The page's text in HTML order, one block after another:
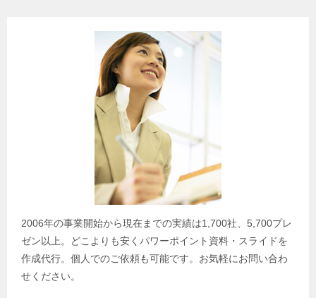
2006年の事業開始から現在までの実績は1,700社、5,700プレ
ゼン以上。どこよりも安くパワーポイント資料・スライドを
作成代行。個人でのご依頼も可能です。お気軽にお問い合わ
せください。